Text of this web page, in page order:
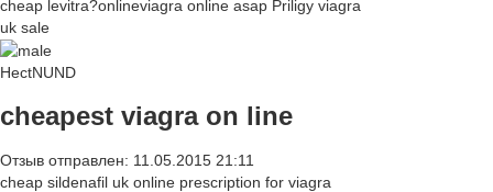
cheap levitra?onlineviagra online asap Priligy viagra
uk sale
HectNUND
cheapest viagra on line
Отзыв отправлен: 11.05.2015 21:11
cheap sildenafil uk online prescription for viagra